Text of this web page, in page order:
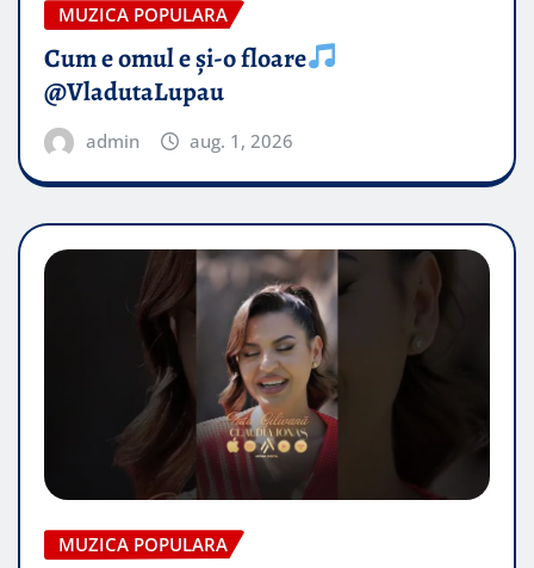
MUZICA POPULARA
Cum e omul e și-o floare
@VladutaLupau
admin aug. 1, 2026
MUZICA POPULARA